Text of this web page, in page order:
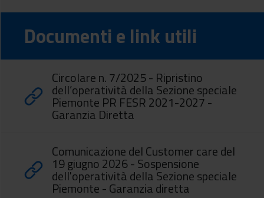
Documenti e link utili
Circolare n. 7/2025 - Ripristino
dell’operatività della Sezione speciale
Piemonte PR FESR 2021-2027 -
Garanzia Diretta
Comunicazione del Customer care del
19 giugno 2026 - Sospensione
dell'operatività della Sezione speciale
Piemonte - Garanzia diretta